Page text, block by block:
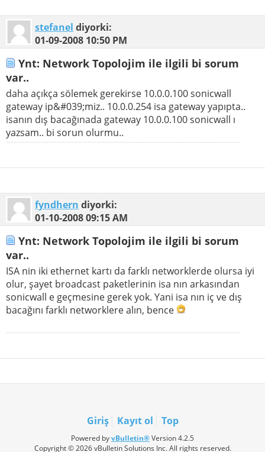
stefanel diyorki:
01-09-2008 10:50 PM
Ynt: Network Topolojim ile ilgili bi sorum
var..
daha açıkça sölemek gerekirse 10.0.0.100 sonicwall
gateway ip&#039;miz.. 10.0.0.254 isa gateway yapıpta..
isanın dış bacağınada gateway 10.0.0.100 sonicwall ı
yazsam.. bi sorun olurmu..
fyndhern diyorki:
01-10-200809:15 AM
Ynt: Network Topolojim ile ilgili bi sorum
var..
ISA nin iki ethernet kartı da farklı networklerde olursa iyi
olur, şayet broadcast paketlerinin isa nın arkasından
sonicwall e geçmesine gerek yok. Yani isa nın iç ve dış
bacağını farklı networklere alın, bence
Giriş Kayıt ol Top
Powered byvBulletin®Version 4.2.5
Copyright © 2026 vBulletin Solutions Inc. All rights reserved.